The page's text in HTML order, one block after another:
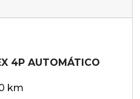
4P AUTOMÁTICO
km